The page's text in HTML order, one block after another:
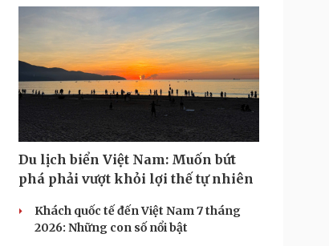
Du lịch biển Việt Nam: Muốn bứt
phá phải vượt khỏi lợi thế tự nhiên
Khách quốc tế đến Việt Nam 7 tháng
2026: Những con số nổi bật